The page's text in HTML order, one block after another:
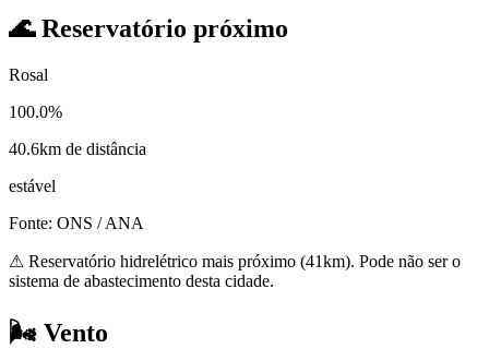
🌊Reservatório próximo
Rosal
100.0%
40.6km de distância
estável
Fonte: ONS / ANA
⚠ Reservatório hidrelétrico mais próximo (41km). Pode não ser o
sistema de abastecimento desta cidade.
🌬️ Vento